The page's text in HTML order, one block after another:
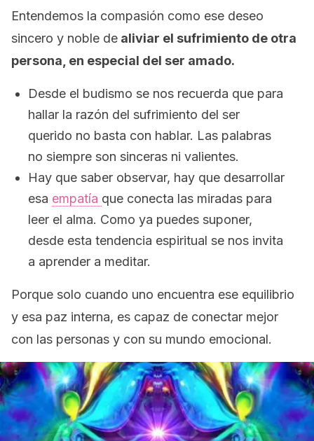
Entendemos la compasión como ese deseo
sincero y noble de aliviar el sufrimiento de otra
persona, en especial del ser amado.
Desde el budismo se nos recuerda que para
hallar la razón del sufrimiento del ser
querido no basta con hablar. Las palabras
no siempre son sinceras ni valientes.
Hay que saber observar, hay que desarrollar
esa empatía que conecta las miradas para
leer el alma. Como ya puedes suponer,
desde esta tendencia espiritual se nos invita
a aprender a meditar.
Porque solo cuando uno encuentra ese equilibrio
y esa paz interna, es capaz de conectar mejor
con las personas y con su mundo emocional.